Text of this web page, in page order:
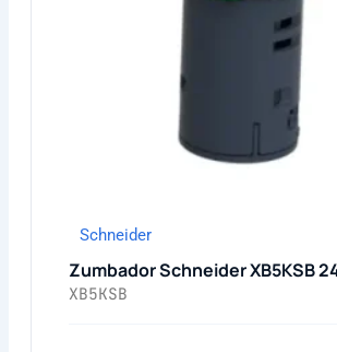
Schneider
Zumbador Schneider XB5KSB
XB5KSB